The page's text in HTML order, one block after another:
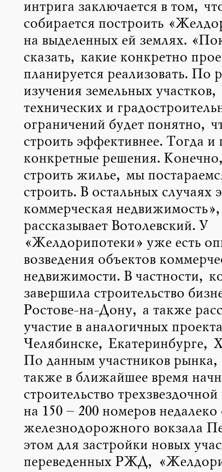
интрига заключается в том,
собирается построить
на выделенных ей землях.
сказать, какие конкретно
планируется реализовать. По
изучения земельных участков,
технических и
ограничений будет понятно,
строить эффективнее. Тогда и
конкретные решения.
строить жилье, мы
строить. В остальных случаях
коммерческая
рассказывает Вотолевский. У
«Желдорипотеки» уже есть
возведения объектов
недвижимости. В частности,
завершила строительство
Ростове-на-Дону, а также
участие в аналогичных
Челябинске, Екатеринбурге,
По данным участников
также в ближайшее время
строительство
на 150 – 200 номеров недалеко
железнодорожного вокзала
этом для застройки новых
переведенных РЖД,